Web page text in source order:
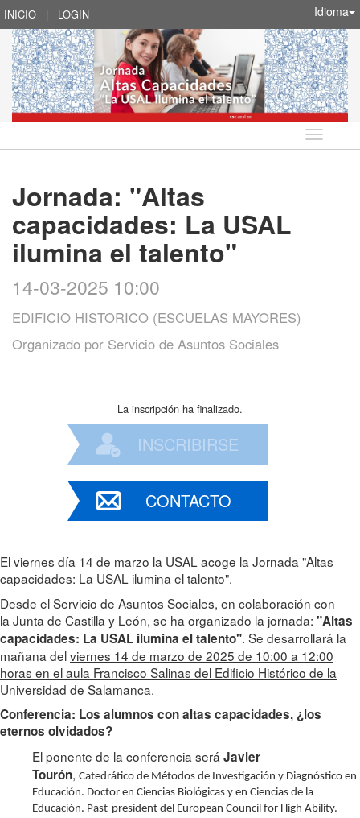
INICIO | LOGIN Idioma
Idioma
Jornada: "Altas
capacidades: La USAL
ilumina el talento"
14-03-2025 10:00
EDIFICIO HISTORICO (ESCUELAS MAYORES)
Organizado por Servicio de Asuntos Sociales
La inscripción ha finalizado.
INSCRIBIRSE
CONTACTO
El viernes día 14 de marzo la USAL acoge la Jornada "Altas
capacidades: La USAL ilumina el talento".
Desde el Servicio de Asuntos Sociales, en colaboración con
la Junta de Castilla y León, se ha organizado la jornada: "Altas
capacidades: La USAL ilumina el talento". Se desarrollará la
mañana delviernes 14 de marzo de 2025 de 10:00 a 12:00
horas en el aula Francisco Salinas del Edificio Histórico de la
Universidad de Salamanca.
Conferencia: Los alumnos con altas capacidades, ¿los
eternos olvidados?
El ponente de la conferencia será Javier
Tourón, Catedrático de Métodos de Investigación y Diagnóstico en
Educación. Doctor en Ciencias Biológicas y en Ciencias de la
Educación. Past-president del European Council for High Ability.